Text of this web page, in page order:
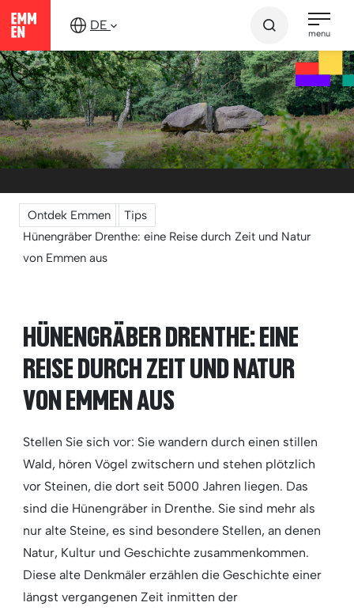
Zum
Inhalt
springen
DE
menu
Ontdek Emmen
Tips
Hünengräber Drenthe: eine Reise durch Zeit und Natur
von Emmen aus
HÜNENGRÄBER DRENTHE: EINE
REISE DURCH ZEIT UND NATUR
VON EMMEN AUS
Stellen Sie sich vor: Sie wandern durch einen stillen
Wald, hören Vögel zwitschern und stehen plötzlich
vor Steinen, die dort seit 5000 Jahren liegen. Das
sind die Hünengräber in Drenthe. Sie sind mehr als
nur alte Steine, es sind besondere Stellen, an denen
Natur, Kultur und Geschichte zusammenkommen.
Diese alte Denkmäler erzählen die Geschichte einer
längst vergangenen Zeit inmitten der